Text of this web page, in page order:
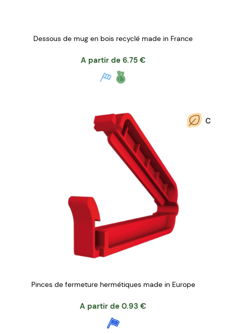
Dessous de mug en bois recyclé made in France
A partir de 6.75 €
C
Pinces de fermeture hermétiques made in Europe
A partir de 0.93 €